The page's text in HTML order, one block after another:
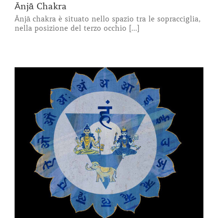
Ānjā Chakra
Ānjā chakra è situato nello spazio tra le sopracciglia,
nella posizione del terzo occhio [...]